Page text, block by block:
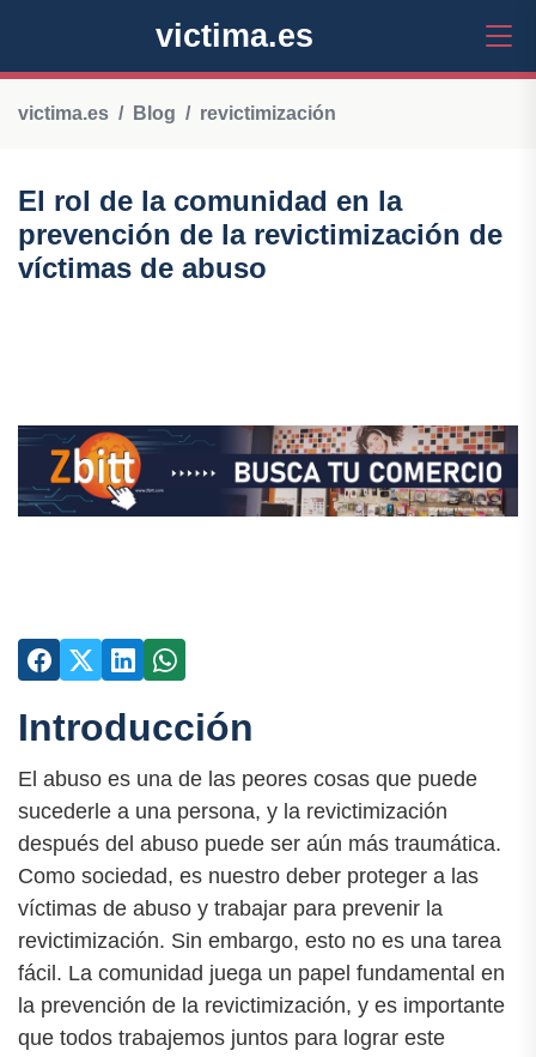
victima.es
victima.es Blog revictimización
El rol de la comunidad en la
prevención de la revictimización de
víctimas de abuso
Introducción
El abuso es una de las peores cosas que puede
sucederle a una persona, y la revictimización
después del abuso puede ser aún más traumática.
Como sociedad, es nuestro deber proteger a las
víctimas de abuso y trabajar para prevenir la
revictimización. Sin embargo, esto no es una tarea
fácil. La comunidad juega un papel fundamental en
la prevención de la revictimización, y es importante
que todos trabajemos juntos para lograr este